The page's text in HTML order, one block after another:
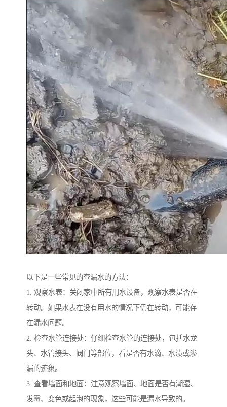
以下是一些常见的查漏水的方法：
1. 观察水表：关闭家中所有用水设备，观察水表是否在
转动。如果水表在没有用水的情况下仍在转动，可能存
在漏水问题。
2. 检查水管连接处：仔细检查水管的连接处，包括水龙
头、水管接头、阀门等部位，看是否有水滴、水渍或渗
漏的迹象。
3. 查看墙面和地面：注意观察墙面、地面是否有潮湿、
发霉、变色或起泡的现象，这些可能是漏水导致的。